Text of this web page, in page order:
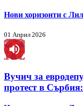
Нови хоризонти с
01 Април 2026
Вучич за
протест в